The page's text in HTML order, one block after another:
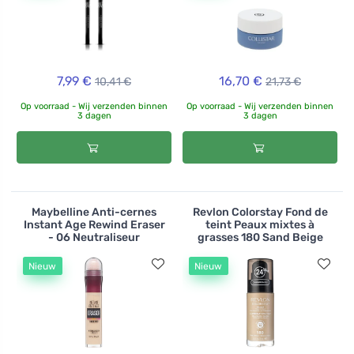
7,99 € 10,41 €
Op voorraad - Wij verzenden binnen
3 dagen
16,70 € 21,73 €
Op voorraad - Wij verzenden binnen
3 dagen
Maybelline Anti-cernes
Instant Age Rewind Eraser
- 06 Neutraliseur
Nieuw
Revlon Colorstay Fond de
teint Peaux mixtes à
grasses 180 Sand Beige
Nieuw